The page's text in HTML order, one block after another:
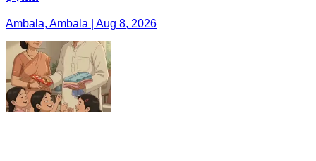
Ambala, Ambala | Aug 8, 2026